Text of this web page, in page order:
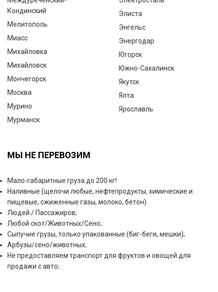
Кондинский
Мелитополь
Миасс
Михайловка
Михайловск
Мончегорск
Москва
Мурино
Мурманск
Элиста
Энгельс
Энергодар
Югорск
Южно-Сахалинск
Якутск
Ялта
Ярославль
МЫ НЕ ПЕРЕВОЗИМ
Мало-габаритные груза до 200 кг!
Наливные (щелочи любые, нефтепродукты, химические и
пищевые, сжиженные газы, молоко, бетон)
Людей / Пассажиров;
Любой скот/Животных/Сено;
Сыпучие грузы, только упакованные (биг-беги, мешки);
Арбузы/сено/животных;
Не предоставляем транспорт для фруктов и овощей для
продажи с авто;